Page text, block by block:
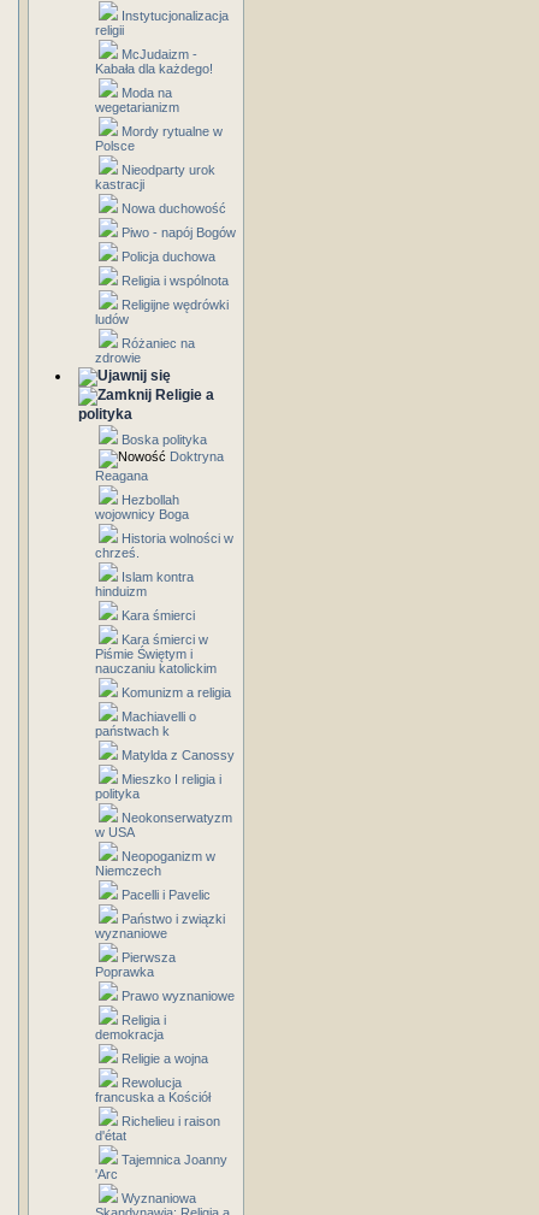
Instytucjonalizacja
religii
McJudaizm -
Kabała dla każdego!
Moda na
wegetarianizm
Mordy rytualne w
Polsce
Nieodparty urok
kastracji
Nowa duchowość
Piwo - napój Bogów
Policja duchowa
Religia i wspólnota
Religijne wędrówki
ludów
Różaniec na
zdrowie
Religie a
polityka
Boska polityka
Doktryna
Reagana
Hezbollah
wojownicy Boga
Historia wolności w
chrześ.
Islam kontra
hinduizm
Kara śmierci
Kara śmierci w
Piśmie Świętym i
nauczaniu katolickim
Komunizm a religia
Machiavelli o
państwach k
Matylda z Canossy
Mieszko I religia i
polityka
Neokonserwatyzm
w USA
Neopoganizm w
Niemczech
Pacelli i Pavelic
Państwo i związki
wyznaniowe
Pierwsza
Poprawka
Prawo wyznaniowe
Religia i
demokracja
Religie a wojna
Rewolucja
francuska a Kościół
Richelieu i raison
d'état
Tajemnica Joanny
'Arc
Wyznaniowa